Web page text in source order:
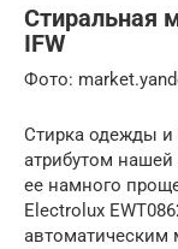
Стиральная
IFW
Фото:
Стирка одежды и
атрибутом
ее намного
Electrolux
автоматическим